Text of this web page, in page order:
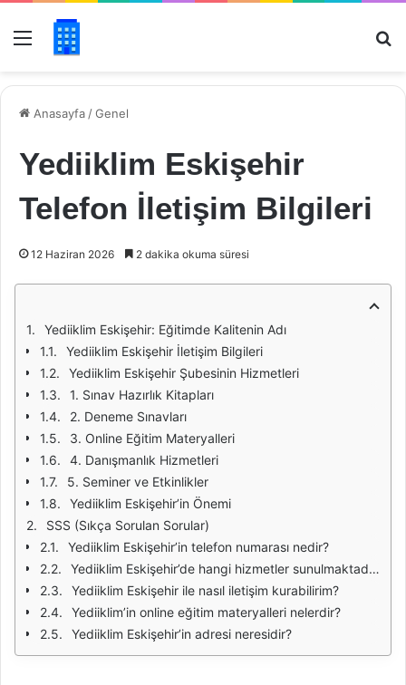
Menü
Anasayfa /Genel
Yediiklim Eskişehir
Telefon İletişim Bilgileri
12 Haziran 2026 2 dakika okuma süresi
Yediiklim Eskişehir: Eğitimde Kalitenin Adı
Yediiklim Eskişehir İletişim Bilgileri
Yediiklim Eskişehir Şubesinin Hizmetleri
1. Sınav Hazırlık Kitapları
2. Deneme Sınavları
3. Online Eğitim Materyalleri
4. Danışmanlık Hizmetleri
5. Seminer ve Etkinlikler
Yediiklim Eskişehir’in Önemi
SSS (Sıkça Sorulan Sorular)
Yediiklim Eskişehir’in telefon numarası nedir?
Yediiklim Eskişehir’de hangi hizmetler sunulmaktadır?
Yediiklim Eskişehir ile nasıl iletişim kurabilirim?
Yediiklim’in online eğitim materyalleri nelerdir?
Yediiklim Eskişehir’in adresi neresidir?